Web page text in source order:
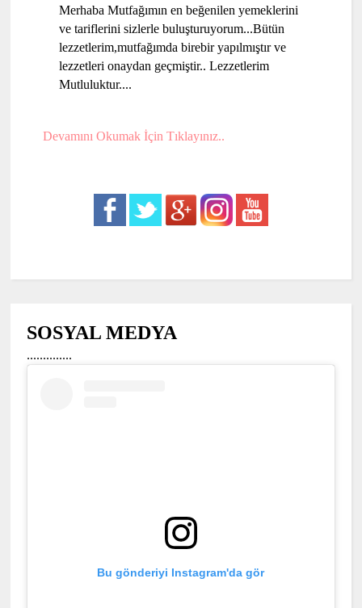
Merhaba Mutfağımın en beğenilen yemeklerini
ve tariflerini sizlerle buluşturuyorum...Bütün
lezzetlerim,mutfağımda birebir yapılmıştır ve
lezzetleri onaydan geçmiştir.. Lezzetlerim
Mutluluktur....
Devamını Okumak İçin Tıklayınız..
SOSYAL MEDYA
..............
Bu gönderiyi Instagram'da gör